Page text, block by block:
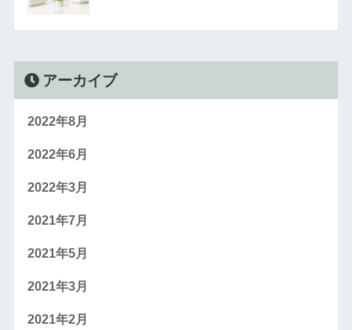
アーカイブ
2022年8月
2022年6月
2022年3月
2021年7月
2021年5月
2021年3月
2021年2月